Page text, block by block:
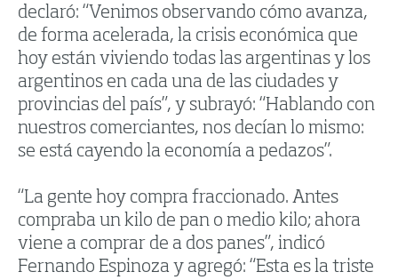
declaró: “Venimos observando cómo avanza,
de forma acelerada, la crisis económica que
hoy están viviendo todas las argentinas y los
argentinos en cada una de las ciudades y
provincias del país”, y subrayó: “Hablando con
nuestros comerciantes, nos decían lo mismo:
se está cayendo la economía a pedazos”.
“La gente hoy compra fraccionado. Antes
compraba un kilo de pan o medio kilo; ahora
viene a comprar de a dos panes”, indicó
Fernando Espinoza y agregó: “Esta es la triste